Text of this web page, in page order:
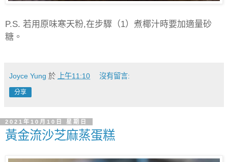
P.S. 若用原味寒天粉,在步驟（1）煮椰汁時要加適量砂
糖。
Joyce Yung 於 上午11:10 沒有留言:
分享
2021年10月10日 星期日
黃金流沙芝麻蒸蛋糕